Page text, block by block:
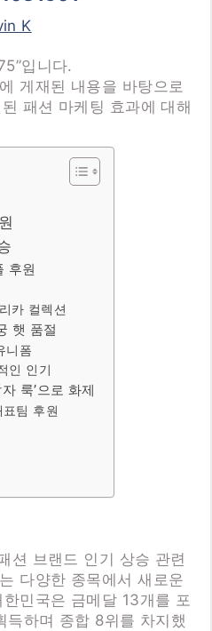
K
입니다.
게재된 내용을 바탕으로
패션 마케팅 효과에 대해
후원
카 컬렉션
햇 품절
니폼
인 인기
룩’으로 화제
팀 후원
션 브랜드 인기 상승 관련
다양한 종목에서 새로운
민국은 금메달 13개를 포
하며 종합 8위를 차지했